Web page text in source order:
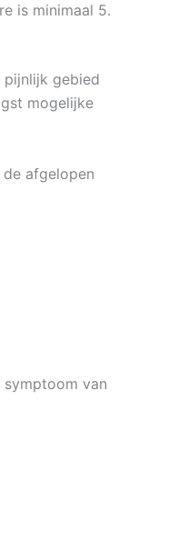
is minimaal 5.
pijnlijk gebied
mogelijke
afgelopen
van